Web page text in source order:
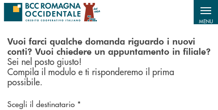
MENU
Vuoi farci qualche domanda riguardo i nuovi
conti? Vuoi chiedere un appuntamento in filiale?
Sei nel posto giusto!
Compila il modulo e ti risponderemo il prima
possibile.
Scegli il destinatario *